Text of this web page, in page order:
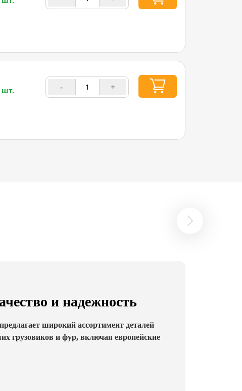
шт. - +
и надежность
широкий ассортимент деталей
грузовиков и фур, включая европейские